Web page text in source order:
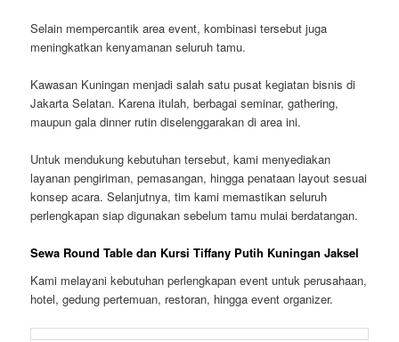
Selain mempercantik area event, kombinasi tersebut juga
meningkatkan kenyamanan seluruh tamu.
Kawasan Kuningan menjadi salah satu pusat kegiatan bisnis di
Jakarta Selatan. Karena itulah, berbagai seminar, gathering,
maupun gala dinner rutin diselenggarakan di area ini.
Untuk mendukung kebutuhan tersebut, kami menyediakan
layanan pengiriman, pemasangan, hingga penataan layout sesuai
konsep acara. Selanjutnya, tim kami memastikan seluruh
perlengkapan siap digunakan sebelum tamu mulai berdatangan.
Sewa Round Table dan Kursi Tiffany Putih Kuningan Jaksel
Kami melayani kebutuhan perlengkapan event untuk perusahaan,
hotel, gedung pertemuan, restoran, hingga event organizer.